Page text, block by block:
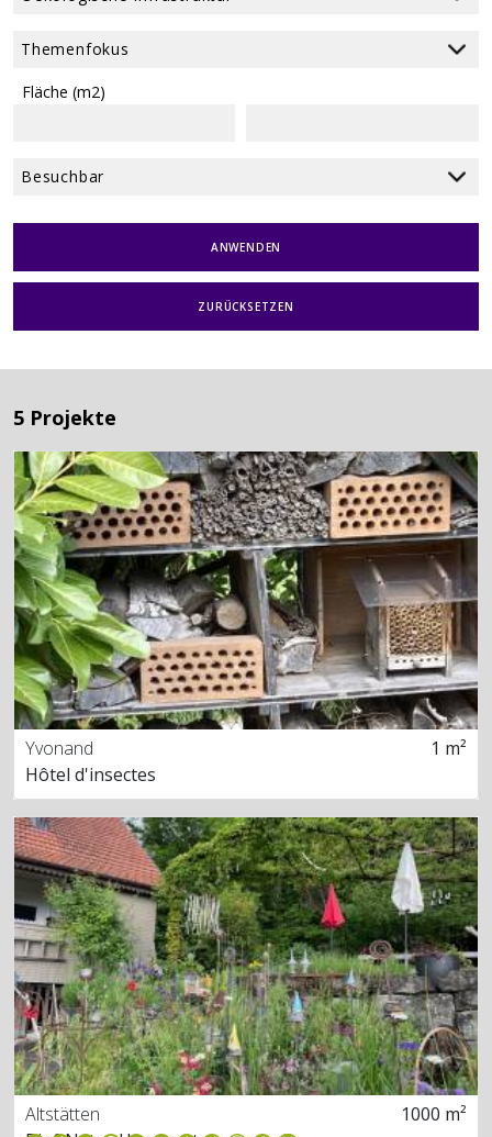
Fläche (m2)
ANWENDEN
ZURÜCKSETZEN
5 Projekte
Yvonand
1 m²
Hôtel d'insectes
Altstätten
1000 m²